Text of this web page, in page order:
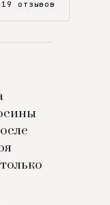
19 отзывов